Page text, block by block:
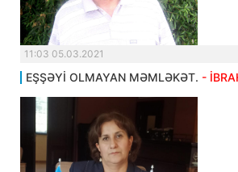
11:03 05.03.2021
EŞŞƏYİ OLMAYAN MƏMLƏKƏT. -